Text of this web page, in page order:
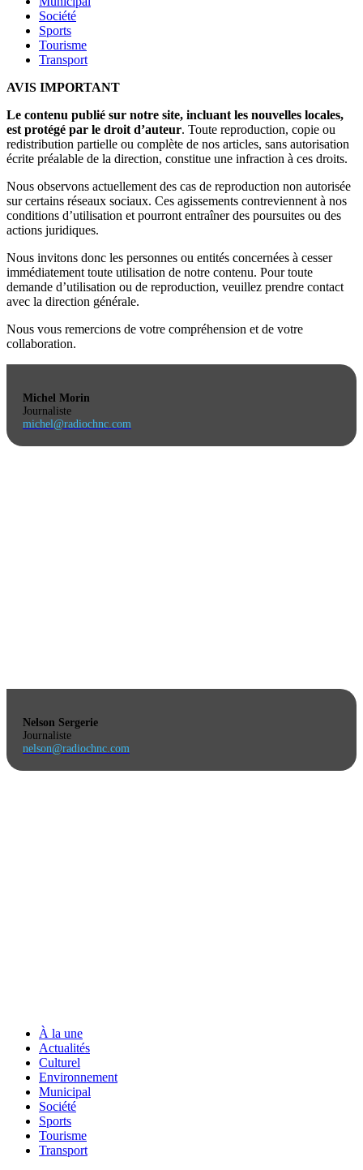
Société
Sports
Tourisme
Transport
AVIS IMPORTANT
Le contenu publié sur notre site, incluant les nouvelles locales,
est protégé par le droit d’auteur. Toute reproduction, copie ou
redistribution partielle ou complète de nos articles, sans autorisation
écrite préalable de la direction, constitue une infraction à ces droits.
Nous observons actuellement des cas de reproduction non autorisée
sur certains réseaux sociaux. Ces agissements contreviennent à nos
conditions d’utilisation et pourront entraîner des poursuites ou des
actions juridiques.
Nous invitons donc les personnes ou entités concernées à cesser
immédiatement toute utilisation de notre contenu. Pour toute
demande d’utilisation ou de reproduction, veuillez prendre contact
avec la direction générale.
Nous vous remercions de votre compréhension et de votre
collaboration.
Michel Morin
Journaliste
michel@radiochnc.com
Nelson Sergerie
Journaliste
nelson@radiochnc.com
À la une
Actualités
Culturel
Environnement
Municipal
Société
Sports
Tourisme
Transport